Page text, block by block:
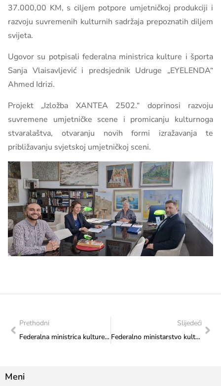
37.000,00 KM, s ciljem potpore umjetničkoj produkciji i
razvoju suvremenih kulturnih sadržaja prepoznatih diljem
svijeta.
Ugovor su potpisali federalna ministrica kulture i športa
Sanja Vlaisavljević i predsjednik Udruge „EYELENDA“
Ahmed Idrizi.
Projekt „Izložba XANTEA 2502.“ doprinosi razvoju
suvremene umjetničke scene i promicanju kulturnoga
stvaralaštva, otvaranju novih formi izražavanja te
približavanju svjetskoj umjetničkoj sceni.
Prethodni
Federalna ministrica kulture i športa Sanja Vlaisavljević potpisala ugovor s Islamskom zajednicom u Bosni i Hercegovini – Muftijstvom sarajevskim
Slijedeći
Federalno ministarstvo kulture i športa osiguralo 70.000 KM za obilježavanje 135 godina „La Benevolencije“
Meni